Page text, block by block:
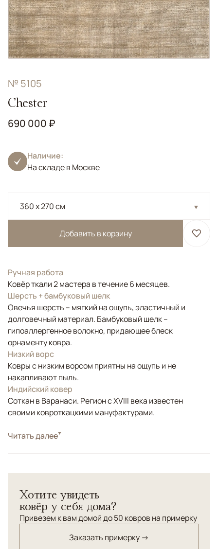
№ 5105
Chester
690 000 ₽
Наличие:
На складе в Москве
360 x 270 см
Добавить в корзину
Ручная работа
Ковёр ткали 2 мастера в течение 6 месяцев.
Шерсть + бамбуковый шелк
Овечья шерсть – мягкий на ощупь, эластичный и
долговечный материал. Бамбуковый шелк –
гипоаллергенное волокно, придающее блеск
орнаменту ковра.
Низкий ворс
Ковры с низким ворсом приятны на ощупь и не
накапливают пыль.
Индийский ковер
Соткан в Варанаси. Регион с XVIII века известен
своими ковроткацкими мануфактурами.
СтильСовременные
Читать далее
Хотите увидеть
ковёр у себя дома?
Привезем к вам домой до 50 ковров на примерку
Заказать примерку →